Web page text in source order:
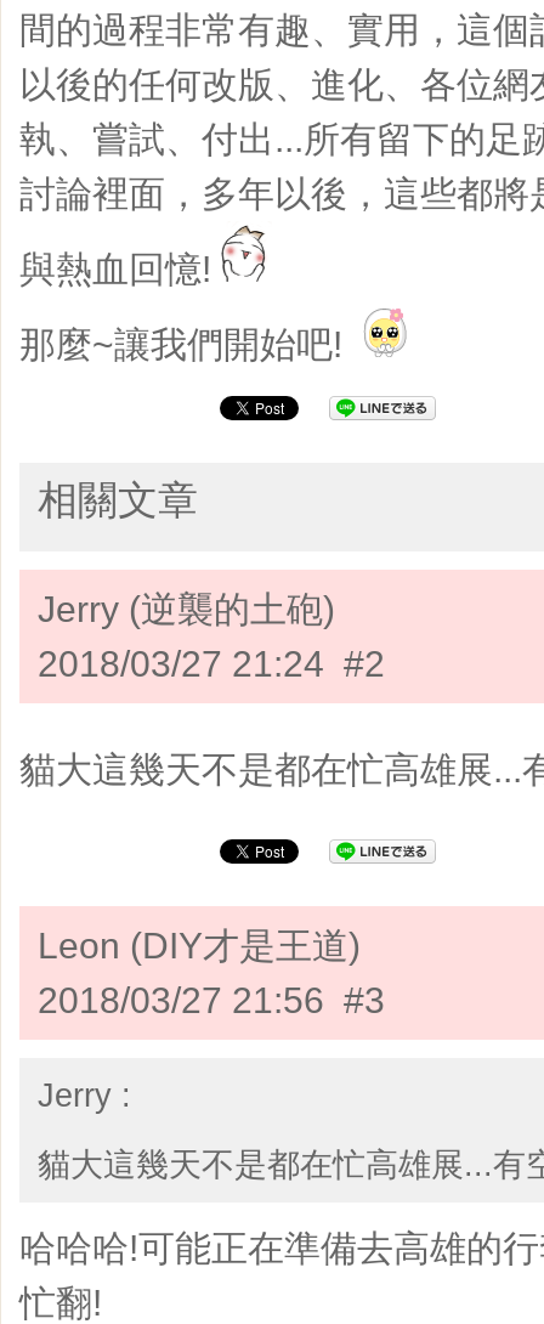
間的過程非常有趣、實用，這
以後的任何改版、進化、各位
執、嘗試、付出...所有留下的足
討論裡面，多年以後，這些都
與熱血回憶!
那麼~讓我們開始吧!
相關文章
Jerry (逆襲的土砲)
2018/03/27 21:24 #2
貓大這幾天不是都在忙高雄展...
Leon (DIY才是王道)
2018/03/27 21:56 #3
Jerry :
貓大這幾天不是都在忙高雄展...有
哈哈哈!可能正在準備去高雄的
忙翻!